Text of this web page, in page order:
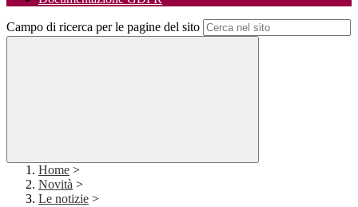
Campo di ricerca per le pagine del sito
Home >
Novità >
Le notizie >